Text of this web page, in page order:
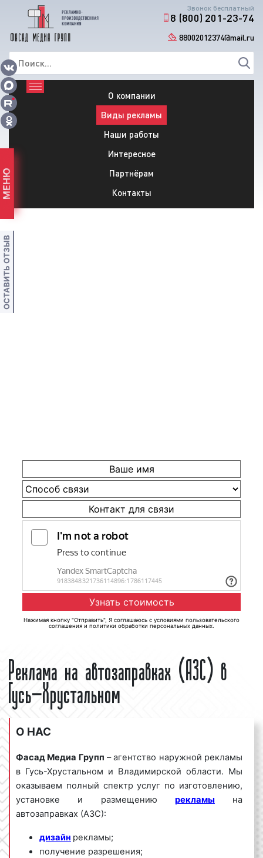
Звонок бесплатный
8 (800) 201-23-74
88002012374@mail.ru
О компании
Виды рекламы
Наши работы
Интересное
Партнёрам
Контакты
Нажимая кнопку "Отправить", Я соглашаюсь с условиями пользовательского
соглашения и политики обработки персональных данных
Реклама на автозаправках (АЗС) в
Гусь-Хрустальном
О НАС
Фасад Медиа Групп – агентство наружной рекламы
в Гусь-Хрустальном и Владимирской области. Мы
оказываем полный спектр услуг по изготовлению,
установке и размещению рекламы на
автозаправках (АЗС):
дизайн рекламы;
получение разрешения;
МЕНЮ
ОСТАВИТЬ ОТЗЫВ